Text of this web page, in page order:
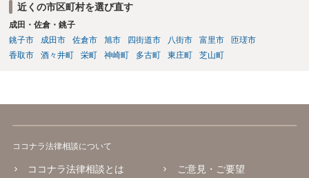
所と協議することをお勧めします。
近くの市区町村を選び直す
成田・佐倉・銚子
銚子市
成田市 佐倉市 旭市 四街道市 八街市 富里市
匝瑳市
香取市
酒々井町 栄町 神崎町 多古町 東庄町 芝山町
ココナラ法律相談について
ココナラ法律相談とは
ご意見・ご要望